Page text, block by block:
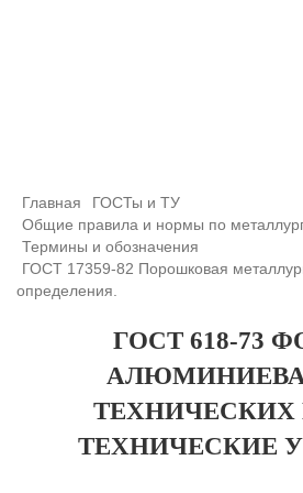
Главная
ГОСТы и ТУ
Общие правила и нормы по
Термины и обозначения
ГОСТ 17359-82 Порошковая
определения.
ГОСТ 618-73
ТЕХНИЧЕСКИХ
ТЕХНИЧЕСКИЕ